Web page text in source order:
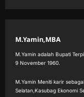
M.Yamin,MBA
M.Yamin adalah Bupati
9 November 1960.
M.Yamin Meniti karir
Selatan,Kasubag Ekonomi